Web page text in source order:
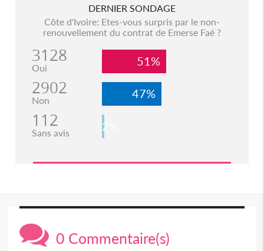
DERNIER SONDAGE
Côte d'Ivoire: Etes-vous surpris par le non-
renouvellement du contrat de Emerse Faé ?
3128
Oui 51%
2902
Non 47%
112
Sans avis 2%
0 Commentaire(s)